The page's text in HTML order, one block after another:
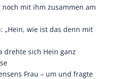
mit ihm zusammen am
„Hein, wie ist das denn mit
drehte sich Hein ganz
Frau – um und fragte